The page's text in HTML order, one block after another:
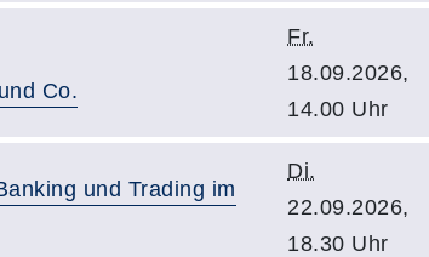
Co.
Fr.
18.09.2026,
14.00 Uhr
und Trading im
Di.
22.09.2026,
18.30 Uhr